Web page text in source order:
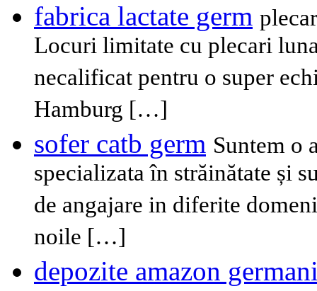
fabrica lactate germ
Locuri limitate cu plecari
necalificat pentru o super
Hamburg […]
sofer catb germ Suntem o
specializata în străinătate și
de angajare in diferite
noile […]
depozite amazon